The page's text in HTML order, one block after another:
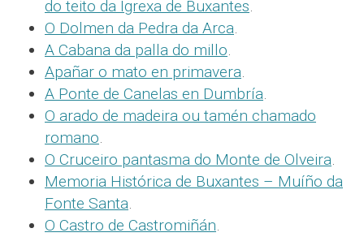
do teito da Igrexa de Buxantes.
O Dolmen da Pedra da Arca.
A Cabana da palla do millo.
Apañar o mato en primavera.
A Ponte de Canelas en Dumbría.
O arado de madeira ou tamén chamado
romano.
O Cruceiro pantasma do Monte de Olveira.
Memoria Histórica de Buxantes – Muíño da
Fonte Santa.
O Castro de Castromiñán.